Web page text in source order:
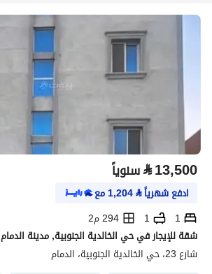
⃁13,500 سنوياً
ادفع شهرياً⃁
1,204مع
1
1
294 م2
شقة للإيجار في حي الخالدية الجنوبية, مدينة الدمام
شارع 23، حي الخالدية الجنوبية، الدمام